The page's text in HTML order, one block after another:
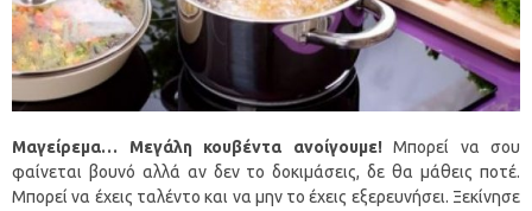
Μαγείρεμα… Μεγάλη κουβέντα ανοίγουμε! Μπορεί να σου
φαίνεται βουνό αλλά αν δεν το δοκιμάσεις, δε θα μάθεις ποτέ.
Μπορεί να έχεις ταλέντο και να μην το έχεις εξερευνήσει. Ξεκίνησε